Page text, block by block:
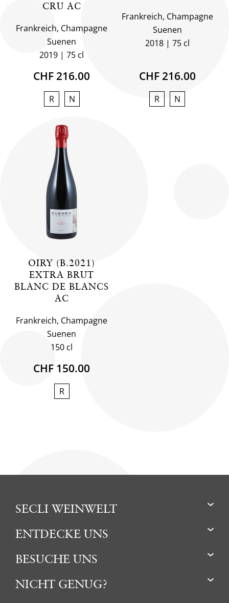
CRU AC
Frankreich, Champagne
Suenen
2019
75 cl
CHF 216.00
R N
Frankreich, Champagne
Suenen
2018
75 cl
CHF 216.00
R N
OIRY (B.2021)
EXTRA BRUT
BLANC DE BLANCS
AC
Frankreich, Champagne
Suenen
150 cl
CHF 150.00
R
SECLI WEINWELT
ENTDECKE UNS
BESUCHE UNS
NICHT GENUG?